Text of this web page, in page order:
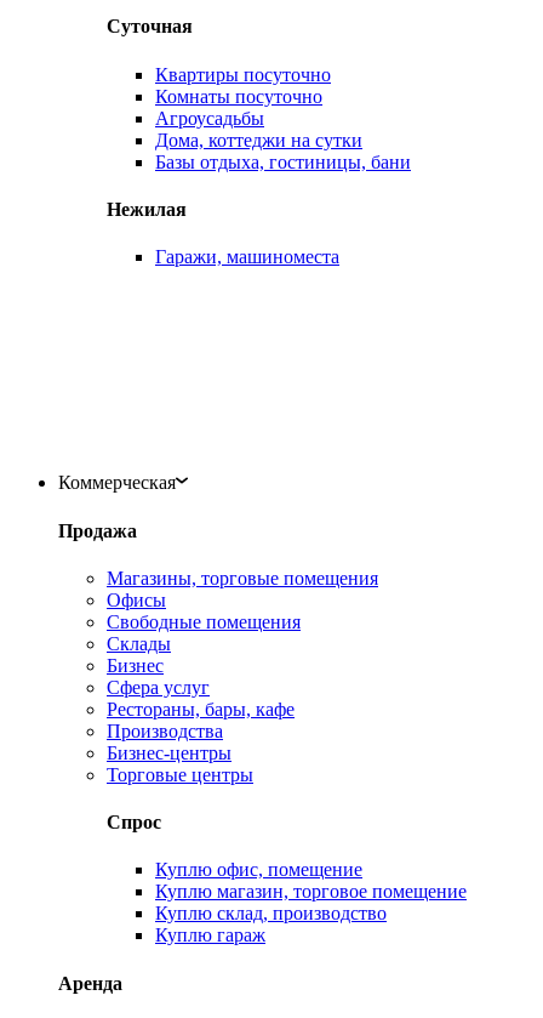
Суточная
Квартиры посуточно
Комнаты посуточно
Агроусадьбы
Дома, коттеджи на сутки
Базы отдыха, гостиницы, бани
Нежилая
Гаражи, машиноместа
Коммерческая
Продажа
Магазины, торговые помещения
Офисы
Свободные помещения
Склады
Бизнес
Сфера услуг
Рестораны, бары, кафе
Производства
Бизнес-центры
Торговые центры
Спрос
Куплю офис, помещение
Куплю магазин, торговое помещение
Куплю склад, производство
Куплю гараж
Аренда